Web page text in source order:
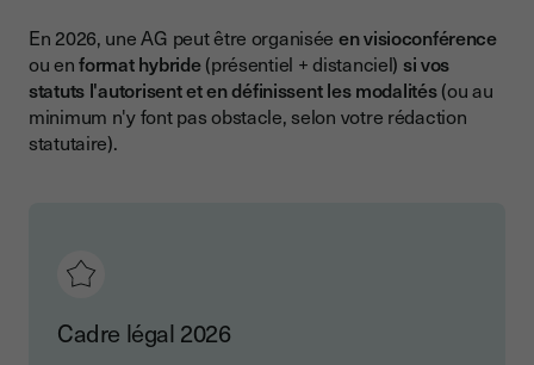
En 2026, une AG peut être organisée en visioconférence
ou enformat hybride(présentiel + distanciel) si vos
statuts l'autorisent et en définissent les modalités(ou au
minimum n'y font pas obstacle, selon votre rédaction
statutaire).
Cadre légal 2026